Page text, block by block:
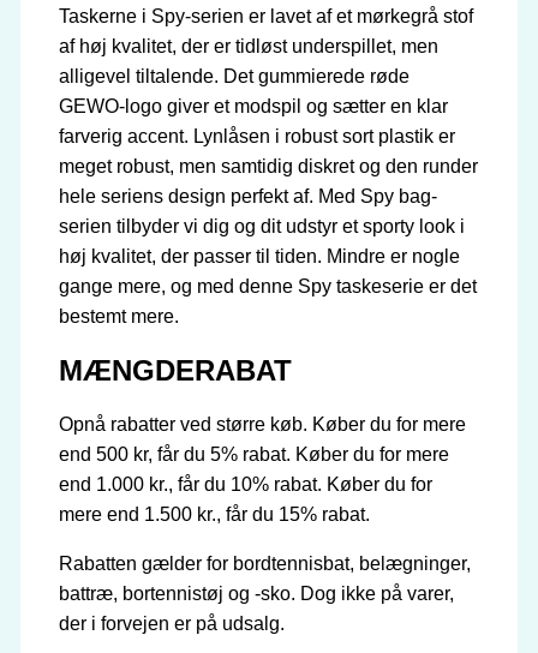
Taskerne i Spy-serien er lavet af et mørkegrå stof
af høj kvalitet, der er tidløst underspillet, men
alligevel tiltalende. Det gummierede røde
GEWO-logo giver et modspil og sætter en klar
farverig accent. Lynlåsen i robust sort plastik er
meget robust, men samtidig diskret og den runder
hele seriens design perfekt af. Med Spy bag-
serien tilbyder vi dig og dit udstyr et sporty look i
høj kvalitet, der passer til tiden. Mindre er nogle
gange mere, og med denne Spy taskeserie er det
bestemt mere.
MÆNGDERABAT
Opnå rabatter ved større køb. Køber du for mere
end 500 kr, får du 5% rabat. Køber du for mere
end 1.000 kr., får du 10% rabat. Køber du for
mere end 1.500 kr., får du 15% rabat.
Rabatten gælder for bordtennisbat, belægninger,
battræ, bortennistøj og -sko. Dog ikke på varer,
der i forvejen er på udsalg.